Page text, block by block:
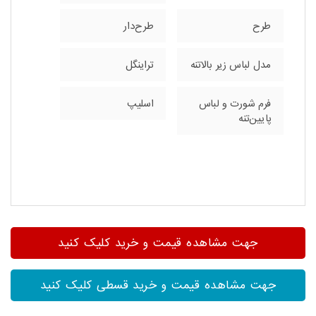
طرح طرح‌دار
مدل لباس زیر بالاتنه تراینگل
فرم شورت و لباس
پایین‌تنه
اسلیپ
جهت مشاهده قیمت و خرید کلیک کنید
جهت مشاهده قیمت و خرید قسطی کلیک کنید